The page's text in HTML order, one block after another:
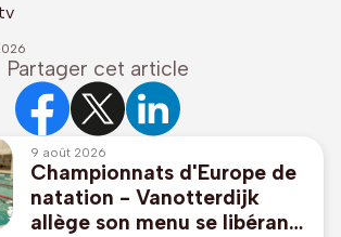
Partager cet article
9 août 2026
Championnats d'Europe de
natation - Vanotterdijk
allège son menu se libérant